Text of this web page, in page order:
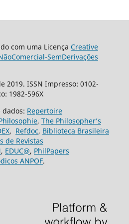
com uma Licença Creative
SemDerivações
2019. ISSN Impresso: 0102-
1982-596X
dados: Repertoire
, The Philosopher’s
, Refdoc, Biblioteca Brasileira
de Revistas
, EDUC@, PhilPapers
ANPOF.